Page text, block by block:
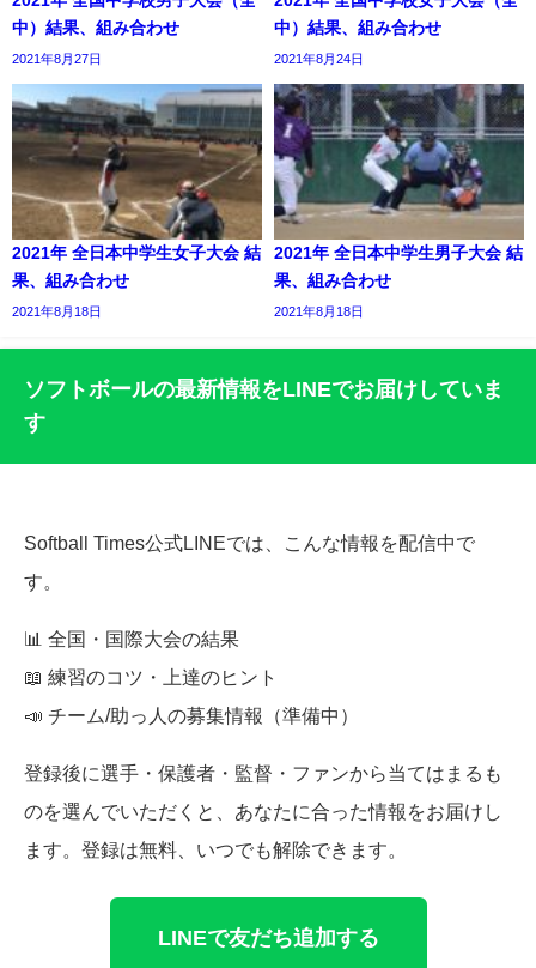
中）結果、組み合わせ
2021年8月27日
中）結果、組み合わせ
2021年8月24日
2021年 全日本中学生女子大会 結
果、組み合わせ
2021年8月18日
2021年 全日本中学生男子大会 結
果、組み合わせ
2021年8月18日
ソフトボールの最新情報をLINEでお届けしていま
す
Softball Times公式LINEでは、こんな情報を配信中で
す。
📊 全国・国際大会の結果
📖 練習のコツ・上達のヒント
📣 チーム/助っ人の募集情報（準備中）
登録後に選手・保護者・監督・ファンから当てはまるも
のを選んでいただくと、あなたに合った情報をお届けし
ます。登録は無料、いつでも解除できます。
LINEで友だち追加する